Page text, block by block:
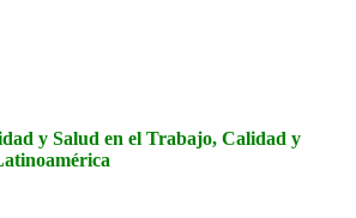
y Salud en el Trabajo, Calidad y